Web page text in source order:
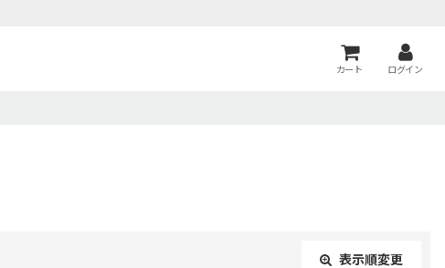
カート ログイン
表示順変更